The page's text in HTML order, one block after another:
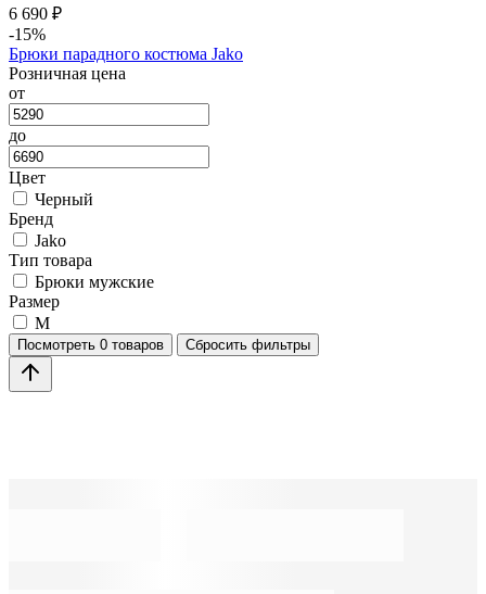
6 690 ₽
-15%
Брюки парадного костюма Jako
Розничная цена
от
до
Цвет
Черный
Бренд
Jako
Тип товара
Брюки мужские
Размер
M
Посмотреть 0 товаров Сбросить фильтры